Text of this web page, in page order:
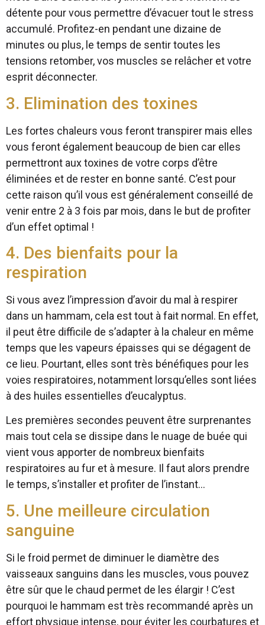
détente pour vous permettre d’évacuer tout le stress
accumulé. Profitez-en pendant une dizaine de
minutes ou plus, le temps de sentir toutes les
tensions retomber, vos muscles se relâcher et votre
esprit déconnecter.
3. Elimination des toxines
Les fortes chaleurs vous feront transpirer mais elles
vous feront également beaucoup de bien car elles
permettront aux toxines de votre corps d’être
éliminées et de rester en bonne santé. C’est pour
cette raison qu’il vous est généralement conseillé de
venir entre 2 à 3 fois par mois, dans le but de profiter
d’un effet optimal !
4. Des bienfaits pour la
respiration
Si vous avez l’impression d’avoir du mal à respirer
dans un hammam, cela est tout à fait normal. En effet,
il peut être difficile de s’adapter à la chaleur en même
temps que les vapeurs épaisses qui se dégagent de
ce lieu. Pourtant, elles sont très bénéfiques pour les
voies respiratoires, notamment lorsqu’elles sont liées
à des huiles essentielles d’eucalyptus.
Les premières secondes peuvent être surprenantes
mais tout cela se dissipe dans le nuage de buée qui
vient vous apporter de nombreux bienfaits
respiratoires au fur et à mesure. Il faut alors prendre
le temps, s’installer et profiter de l’instant…
5. Une meilleure circulation
sanguine
Si le froid permet de diminuer le diamètre des
vaisseaux sanguins dans les muscles, vous pouvez
être sûr que le chaud permet de les élargir ! C’est
pourquoi le hammam est très recommandé après un
effort physique intense, pour éviter les courbatures et